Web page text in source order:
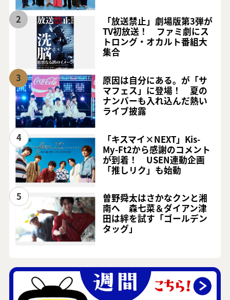
2
「放送禁止」劇場版第3弾が
TV初放送！ ファミ劇にス
トロング・オカルト番組大
集合
3
原因は自分にある。が「サ
マフェス」に登場！ 夏の
ナンバーも入れ込んだ熱い
ライブ披露
4
「キスマイ×NEXT」Kis-
My-Ft2から感謝のコメント
が到着！ USEN連動企画
「推しリク」も始動
5
曽野舜太はさかなクンと湘
南へ 森七菜＆ダイアン津
田は絆を試す「ゴールデン
タッグ」